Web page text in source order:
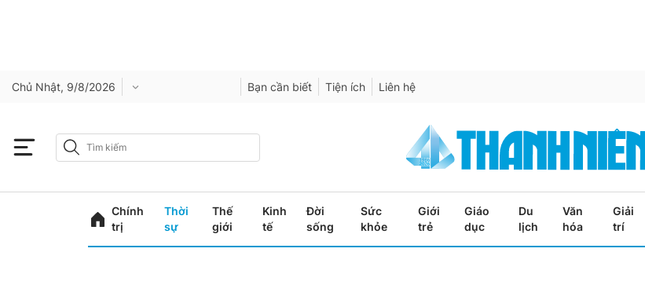
Chủ Nhật, 9/8/2026 Bạn cần biết Tiện ích Liên hệ
Chính
trị
Thời
sự
Thế
giới
Kinh
tế
Đời
sống
Sức
khỏe
Giới
trẻ
Giáo
dục
Du
lịch
Văn
hóa
Giải
trí